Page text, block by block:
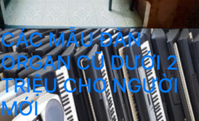
CÁC MẪU ĐÀN
ORGAN CŨ DƯỚI 2
TRIỆU CHO NGƯỜI
MỚI